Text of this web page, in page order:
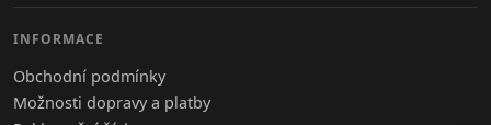
INFORMACE
Obchodní podmínky
Možnosti dopravy a platby